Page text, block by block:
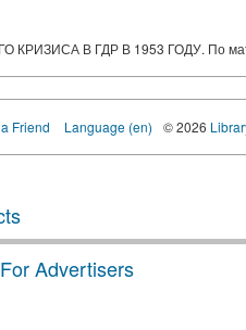
В ГДР В 1953 ГОДУ. По
Friend Language (en) © 2026
For Advertisers